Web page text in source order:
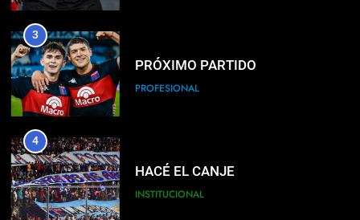
3
PRÓXIMO PARTIDO
PROFESIONAL
4
HACÉ EL CANJE
INSTITUCIONAL